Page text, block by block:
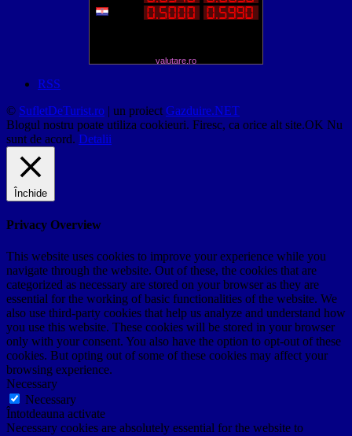
valutare.ro
RSS
© SufletDeTurist.ro | un proiect Gazduire.NET
Blogul nostru poate utiliza cookieuri. Firesc, ca orice alt site.OK Nu
sunt de acord. Detalii
Închide
Privacy Overview
This website uses cookies to improve your experience while you
navigate through the website. Out of these, the cookies that are
categorized as necessary are stored on your browser as they are
essential for the working of basic functionalities of the website. We
also use third-party cookies that help us analyze and understand how
you use this website. These cookies will be stored in your browser
only with your consent. You also have the option to opt-out of these
cookies. But opting out of some of these cookies may affect your
browsing experience.
Necessary
Necessary
Întotdeauna activate
Necessary cookies are absolutely essential for the website to